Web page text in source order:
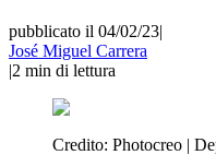
pubblicato il 04/02/23|
José Miguel Carrera
|2 min di lettura
Credito: Photocreo |